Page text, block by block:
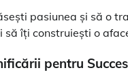
pasiunea și să o
îți construiești o
pentru Succes